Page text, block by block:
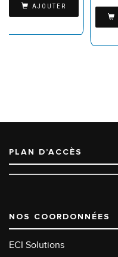
AJOUTER
PLAN D’ACCÈS
NOS COORDONNÉES
ECI Solutions